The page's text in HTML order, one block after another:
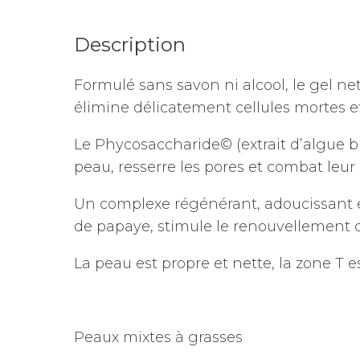
Description
Formulé sans savon ni alcool, le gel
élimine délicatement cellules mortes
Le Phycosaccharide© (extrait d’algue
peau, resserre les pores et combat
Un complexe régénérant, adoucissant
de papaye, stimule le renouvellement
La peau est propre et nette, la zone T
Peaux mixtes à grasses